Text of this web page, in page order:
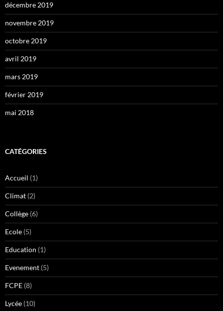
décembre 2019
novembre 2019
octobre 2019
avril 2019
mars 2019
février 2019
mai 2018
CATÉGORIES
Accueil (1)
Climat (2)
Collège (6)
Ecole (5)
Education (1)
Evenement (5)
FCPE (8)
Lycée (10)